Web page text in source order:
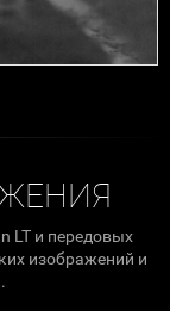
LT и передовых
изображений и